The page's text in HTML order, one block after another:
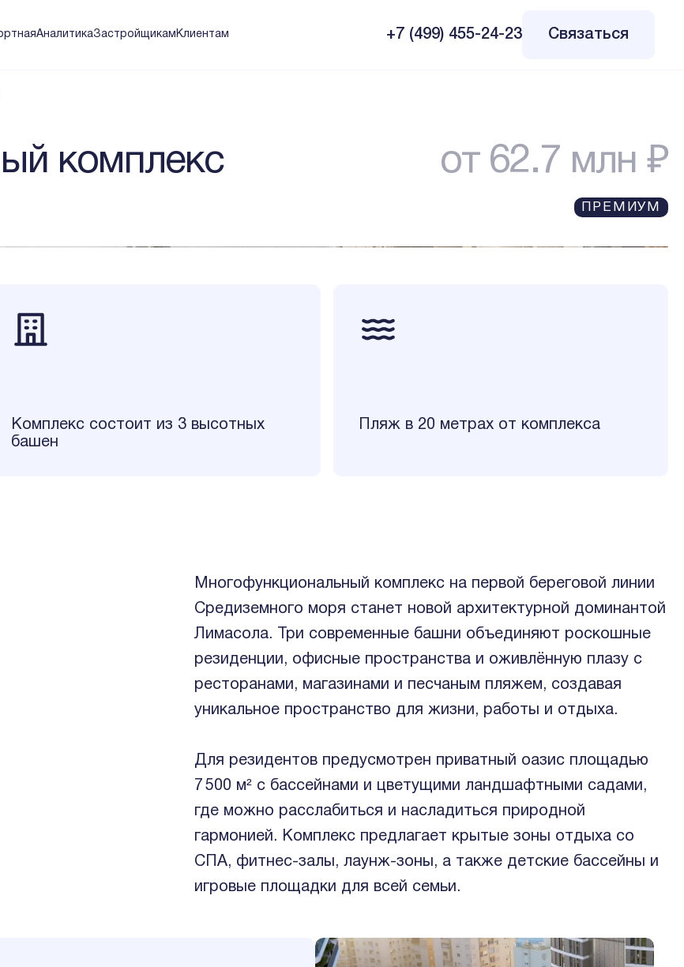
АналитикаЗастройщикам Клиентам +7 (499) 455-24-23 Связаться
комплекс от 62.7 млн ₽
ПРЕМИУМ
Комплекс состоит из 3 высотных
башен
Пляж в 20 метрах от комплекса
Многофункциональный комплекс на первой береговой линии
Средиземного моря станет новой архитектурной доминантой
Лимасола. Три современные башни объединяют роскошные
резиденции, офисные пространства и оживлённую плазу с
ресторанами, магазинами и песчаным пляжем, создавая
уникальное пространство для жизни, работы и отдыха.
Для резидентов предусмотрен приватный оазис площадью
7 500 м² с бассейнами и цветущими ландшафтными садами,
где можно расслабиться и насладиться природной
гармонией. Комплекс предлагает крытые зоны отдыха со
СПА, фитнес-залы, лаунж-зоны, а также детские бассейны и
игровые площадки для всей семьи.